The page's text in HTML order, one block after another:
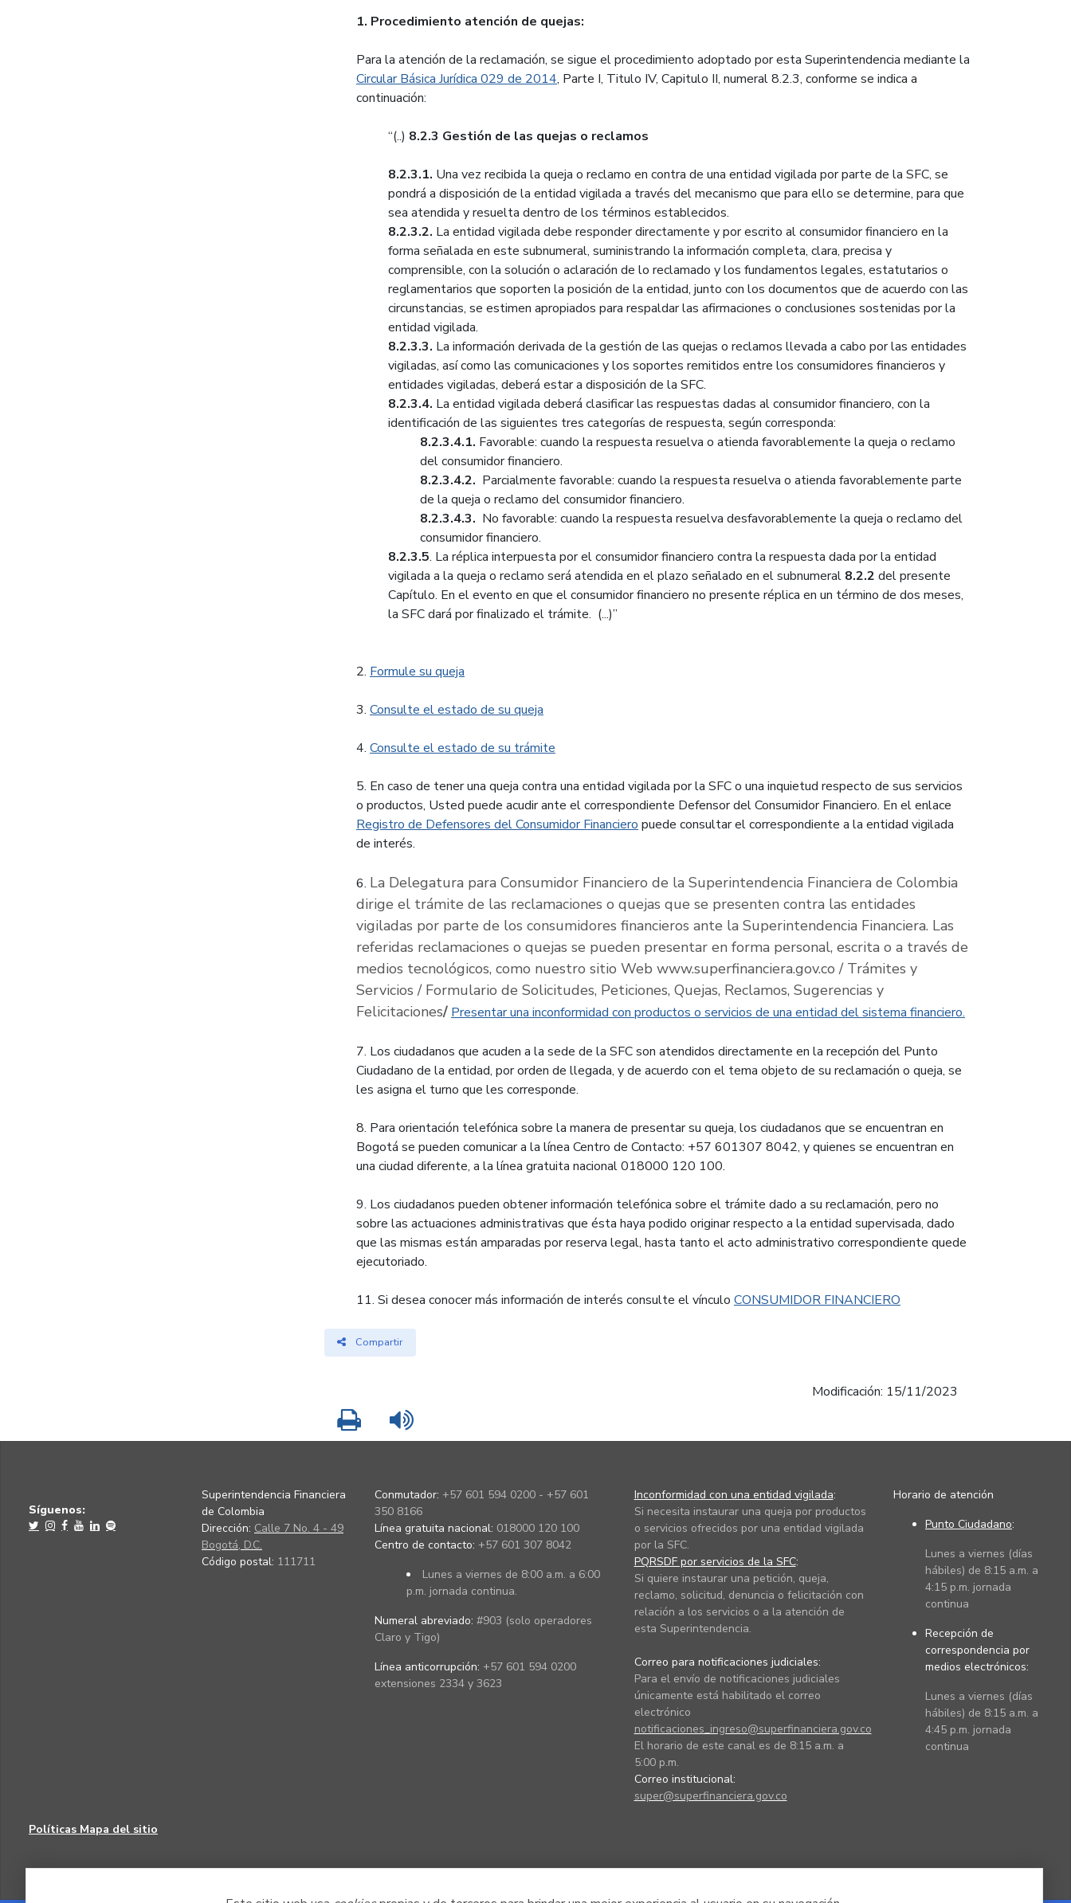
1. Procedimiento atención de quejas:
Para la atención de la reclamación, se sigue el procedimiento adoptado por esta Superintendencia mediante la
Circular Básica Jurídica 029 de 2014, Parte I, Titulo IV, Capitulo II, numeral 8.2.3, conforme se indica a
continuación:
“(..) 8.2.3 Gestión de las quejas o reclamos
8.2.3.1. Una vez recibida la queja o reclamo en contra de una entidad vigilada por parte de la SFC, se
pondrá a disposición de la entidad vigilada a través del mecanismo que para ello se determine, para que
sea atendida y resuelta dentro de los términos establecidos.
8.2.3.2. La entidad vigilada debe responder directamente y por escrito al consumidor financiero en la
forma señalada en este subnumeral, suministrando la información completa, clara, precisa y
comprensible, con la solución o aclaración de lo reclamado y los fundamentos legales, estatutarios o
reglamentarios que soporten la posición de la entidad, junto con los documentos que de acuerdo con las
circunstancias, se estimen apropiados para respaldar las afirmaciones o conclusiones sostenidas por la
entidad vigilada.
8.2.3.3. La información derivada de la gestión de las quejas o reclamos llevada a cabo por las entidades
vigiladas, así como las comunicaciones y los soportes remitidos entre los consumidores financieros y
entidades vigiladas, deberá estar a disposición de la SFC.
8.2.3.4. La entidad vigilada deberá clasificar las respuestas dadas al consumidor financiero, con la
identificación de las siguientes tres categorías de respuesta, según corresponda:
8.2.3.4.1. Favorable: cuando la respuesta resuelva o atienda favorablemente la queja o reclamo
del consumidor financiero.
8.2.3.4.2. Parcialmente favorable: cuando la respuesta resuelva o atienda favorablemente parte
de la queja o reclamo del consumidor financiero.
8.2.3.4.3. No favorable: cuando la respuesta resuelva desfavorablemente la queja o reclamo del
consumidor financiero.
8.2.3.5. La réplica interpuesta por el consumidor financiero contra la respuesta dada por la entidad
vigilada a la queja o reclamo será atendida en el plazo señalado en el subnumeral 8.2.2 del presente
Capítulo. En el evento en que el consumidor financiero no presente réplica en un término de dos meses,
la SFC dará por finalizado el trámite. (...)”
2. Formule su queja
3. Consulte el estado de su queja
4. Consulte el estado de su trámite
5. En caso de tener una queja contra una entidad vigilada por la SFC o una inquietud respecto de sus servicios
o productos, Usted puede acudir ante el correspondiente Defensor del Consumidor Financiero. En el enlace
Registro de Defensores del Consumidor Financiero puede consultar el correspondiente a la entidad vigilada
de interés.
6. La Delegatura para Consumidor Financiero de la Superintendencia Financiera de Colombia
dirige el trámite de las reclamaciones o quejas que se presenten contra las entidades
vigiladas por parte de los consumidores financieros ante la Superintendencia Financiera. Las
referidas reclamaciones o quejas se pueden presentar en forma personal, escrita o a través de
medios tecnológicos, como nuestro sitio Web www.superfinanciera.gov.co / Trámites y
Servicios / Formulario de Solicitudes, Peticiones, Quejas, Reclamos, Sugerencias y
Felicitaciones/ Presentar una inconformidad con productos o servicios de una entidad del sistema financiero.
7. Los ciudadanos que acuden a la sede de la SFC son atendidos directamente en la recepción del Punto
Ciudadano de la entidad, por orden de llegada, y de acuerdo con el tema objeto de su reclamación o queja, se
les asigna el turno que les corresponde.
8. Para orientación telefónica sobre la manera de presentar su queja, los ciudadanos que se encuentran en
Bogotá se pueden comunicar a la línea Centro de Contacto: +57 601307 8042, y quienes se encuentran en
una ciudad diferente, a la línea gratuita nacional 018000 120 100.
9. Los ciudadanos pueden obtener información telefónica sobre el trámite dado a su reclamación, pero no
sobre las actuaciones administrativas que ésta haya podido originar respecto a la entidad supervisada, dado
que las mismas están amparadas por reserva legal, hasta tanto el acto administrativo correspondiente quede
ejecutoriado.
11. Si desea conocer más información de interés consulte el vínculo CONSUMIDOR FINANCIERO
Compartir
Modificación: 15/11/2023
Imprimir
Síguenos:
Superintendencia Financiera
de Colombia
Dirección: Calle 7 No. 4 - 49
Bogotá, D.C.
Código postal: 111711
Conmutador: +57 601 594 0200 - +57 601
350 8166
Línea gratuita nacional: 018000 120 100
Centro de contacto: +57 601 307 8042
Lunes a viernes de 8:00 a.m. a 6:00
p.m. jornada continua.
Numeral abreviado: #903 (solo operadores
Claro y Tigo)
Línea anticorrupción: +57 601 594 0200
extensiones 2334 y 3623
Inconformidad con una entidad vigilada:
Si necesita instaurar una queja por productos
o servicios ofrecidos por una entidad vigilada
por la SFC.
PQRSDF por servicios de la SFC:
Si quiere instaurar una petición, queja,
reclamo, solicitud, denuncia o felicitación con
relación a los servicios o a la atención de
esta Superintendencia.
Correo para notificaciones judiciales:
Para el envío de notificaciones judiciales
únicamente está habilitado el correo
electrónico
notificaciones_ingreso@superfinanciera.gov.co
El horario de este canal es de 8:15 a.m. a
5:00 p.m.
Correo institucional:
super@superfinanciera.gov.co
Horario de atención
Punto Ciudadano:
Lunes a viernes (días
hábiles) de 8:15 a.m. a
4:15 p.m. jornada
continua
Recepción de
correspondencia por
medios electrónicos:
Lunes a viernes (días
hábiles) de 8:15 a.m. a
4:45 p.m. jornada
continua
Políticas Mapa del sitio